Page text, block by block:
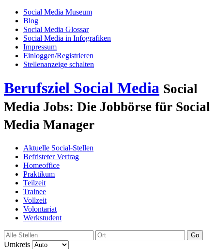
Social Media Museum
Blog
Social Media Glossar
Social Media in Infografiken
Impressum
Einloggen/Registrieren
Stellenanzeige schalten
Berufsziel Social Media Social
Media Jobs: Die Jobbörse für Social
Media Manager
Aktuelle Social-Stellen
Befristeter Vertrag
Homeoffice
Praktikum
Teilzeit
Trainee
Vollzeit
Volontariat
Werkstudent
Go
Umkreis